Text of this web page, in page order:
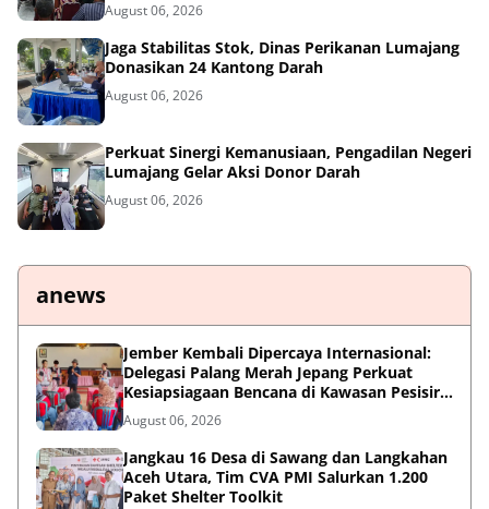
August 06, 2026
Jaga Stabilitas Stok, Dinas Perikanan Lumajang
Donasikan 24 Kantong Darah
August 06, 2026
Perkuat Sinergi Kemanusiaan, Pengadilan Negeri
Lumajang Gelar Aksi Donor Darah
August 06, 2026
anews
Jember Kembali Dipercaya Internasional:
Delegasi Palang Merah Jepang Perkuat
Kesiapsiagaan Bencana di Kawasan Pesisir
dan Sekolah
August 06, 2026
Jangkau 16 Desa di Sawang dan Langkahan
Aceh Utara, Tim CVA PMI Salurkan 1.200
Paket Shelter Toolkit